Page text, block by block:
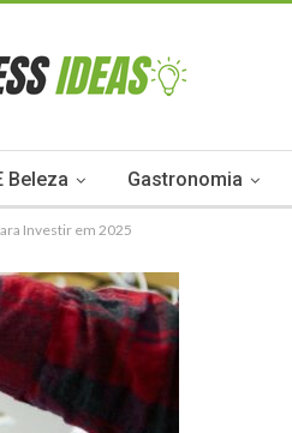
Beleza Gastronomia
Investir em 2025